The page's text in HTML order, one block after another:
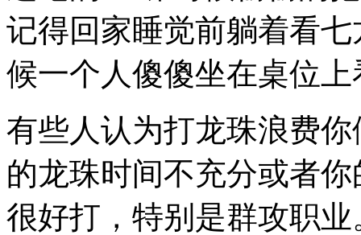
记得回家睡觉前躺着看
候一个人傻傻坐在桌位
有些人认为打龙珠浪费
的龙珠时间不充分或者
很好打，特别是群攻职